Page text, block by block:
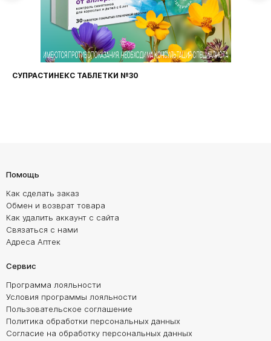
СУПРАСТИНЕКС ТАБЛЕТКИ №30
Помощь
Как сделать заказ
Обмен и возврат товара
Как удалить аккаунт с сайта
Связаться с нами
Адреса Аптек
Сервис
Программа лояльности
Условия программы лояльности
Пользовательское соглашение
Политика обработки персональных данных
Согласие на обработку персональных данных